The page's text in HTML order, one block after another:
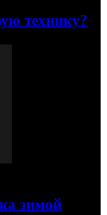
технику?
зимой